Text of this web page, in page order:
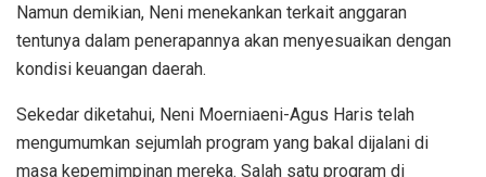
Namun demikian, Neni menekankan terkait anggaran
tentunya dalam penerapannya akan menyesuaikan dengan
kondisi keuangan daerah.
Sekedar diketahui, Neni Moerniaeni-Agus Haris telah
mengumumkan sejumlah program yang bakal dijalani di
masa kepemimpinan mereka. Salah satu program di